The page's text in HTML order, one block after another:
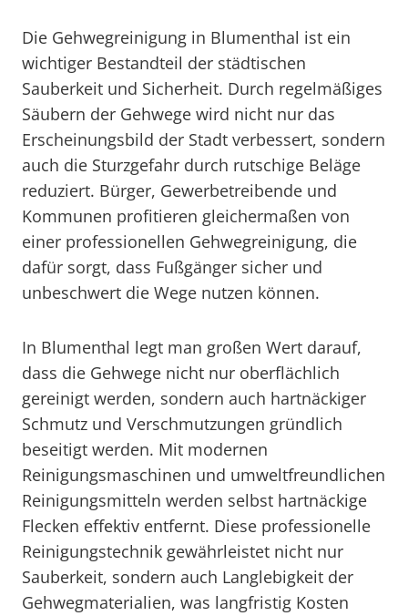
Die Gehwegreinigung in Blumenthal ist ein
wichtiger Bestandteil der städtischen
Sauberkeit und Sicherheit. Durch regelmäßiges
Säubern der Gehwege wird nicht nur das
Erscheinungsbild der Stadt verbessert, sondern
auch die Sturzgefahr durch rutschige Beläge
reduziert. Bürger, Gewerbetreibende und
Kommunen profitieren gleichermaßen von
einer professionellen Gehwegreinigung, die
dafür sorgt, dass Fußgänger sicher und
unbeschwert die Wege nutzen können.
In Blumenthal legt man großen Wert darauf,
dass die Gehwege nicht nur oberflächlich
gereinigt werden, sondern auch hartnäckiger
Schmutz und Verschmutzungen gründlich
beseitigt werden. Mit modernen
Reinigungsmaschinen und umweltfreundlichen
Reinigungsmitteln werden selbst hartnäckige
Flecken effektiv entfernt. Diese professionelle
Reinigungstechnik gewährleistet nicht nur
Sauberkeit, sondern auch Langlebigkeit der
Gehwegmaterialien, was langfristig Kosten